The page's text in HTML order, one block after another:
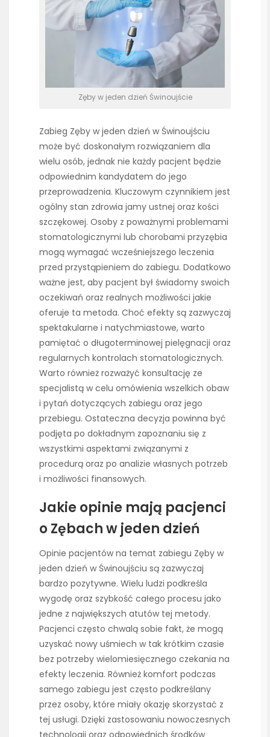
Zęby w jeden dzień Świnoujście
Zabieg Zęby w jeden dzień w Świnoujściu
może być doskonałym rozwiązaniem dla
wielu osób, jednak nie każdy pacjent będzie
odpowiednim kandydatem do jego
przeprowadzenia. Kluczowym czynnikiem jest
ogólny stan zdrowia jamy ustnej oraz kości
szczękowej. Osoby z poważnymi problemami
stomatologicznymi lub chorobami przyzębia
mogą wymagać wcześniejszego leczenia
przed przystąpieniem do zabiegu. Dodatkowo
ważne jest, aby pacjent był świadomy swoich
oczekiwań oraz realnych możliwości jakie
oferuje ta metoda. Choć efekty są zazwyczaj
spektakularne i natychmiastowe, warto
pamiętać o długoterminowej pielęgnacji oraz
regularnych kontrolach stomatologicznych.
Warto również rozważyć konsultację ze
specjalistą w celu omówienia wszelkich obaw
i pytań dotyczących zabiegu oraz jego
przebiegu. Ostateczna decyzja powinna być
podjęta po dokładnym zapoznaniu się z
wszystkimi aspektami związanymi z
procedurą oraz po analizie własnych potrzeb
i możliwości finansowych.
Jakie opinie mają pacjenci
o Zębach w jeden dzień
Opinie pacjentów na temat zabiegu Zęby w
jeden dzień w Świnoujściu są zazwyczaj
bardzo pozytywne. Wielu ludzi podkreśla
wygodę oraz szybkość całego procesu jako
jedne z największych atutów tej metody.
Pacjenci często chwalą sobie fakt, że mogą
uzyskać nowy uśmiech w tak krótkim czasie
bez potrzeby wielomiesięcznego czekania na
efekty leczenia. Również komfort podczas
samego zabiegu jest często podkreślany
przez osoby, które miały okazję skorzystać z
tej usługi. Dzięki zastosowaniu nowoczesnych